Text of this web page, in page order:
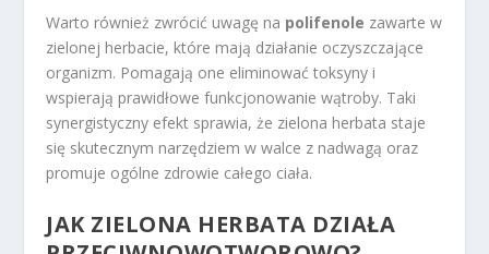
Warto również zwrócić uwagę na polifenole zawarte w
zielonej herbacie, które mają działanie oczyszczające
organizm. Pomagają one eliminować toksyny i
wspierają prawidłowe funkcjonowanie wątroby. Taki
synergistyczny efekt sprawia, że zielona herbata staje
się skutecznym narzędziem w walce z nadwagą oraz
promuje ogólne zdrowie całego ciała.
JAK ZIELONA HERBATA DZIAŁA